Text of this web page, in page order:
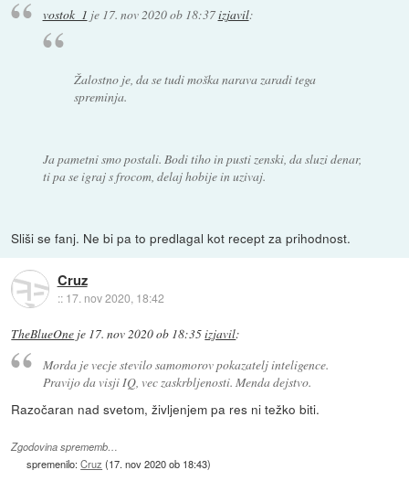
vostok_1 je 17. nov 2020 ob 18:37izjavil:
Žalostno je, da se tudi moška narava zaradi tega
spreminja.
Ja pametni smo postali. Bodi tiho in pusti zenski, da sluzi denar,
ti pa se igraj s frocom, delaj hobije in uzivaj.
Sliši se fanj. Ne bi pa to predlagal kot recept za prihodnost.
Cruz
:: 17. nov 2020, 18:42
TheBlueOne je 17. nov 2020 ob 18:35izjavil:
Morda je vecje stevilo samomorov pokazatelj inteligence.
Pravijo da visji IQ, vec zaskrbljenosti. Menda dejstvo.
Razočaran nad svetom, življenjem pa res ni težko biti.
Zgodovina sprememb…
spremenilo:Cruz (17. nov 2020 ob 18:43)